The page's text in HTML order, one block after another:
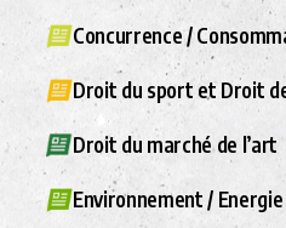
Concurrence /
Droit du sport et Droit
Droit du marché de l’art
Environnement / Energie